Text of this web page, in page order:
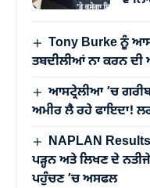
Tony Burke ਨੂੰ
ਤਬਦੀਲੀਆਂ ਨਾ ਕਰਨ ਦੀ
ਆਸਟ੍ਰੇਲੀਆ ’ਚ
ਅਮੀਰ ਲੈ ਰਹੇ ਫਾਇਦਾ!
NAPLAN
ਪੜ੍ਹਨ ਅਤੇ ਲਿਖਣ ਦੇ
ਪਹੁੰਚਣ ’ਚ ਅਸਫਲ